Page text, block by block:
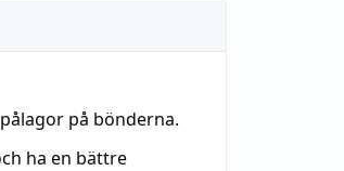
på bönderna.
ha en bättre